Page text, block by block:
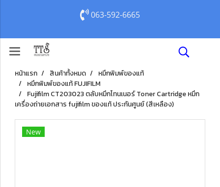
063-592-6665
หน้าแรก สินค้าทั้งหมด
หมึกพิมพ์ของแท้
หมึกพิมพ์ของแท้ FUJIFILM
Fujifilm CT203023 ตลับหมึกโทนเนอร์ Toner Cartridge หมึก
เครื่องถ่ายเอกสาร fujifilm ของแท้ ประกันศูนย์ (สีเหลือง)
New